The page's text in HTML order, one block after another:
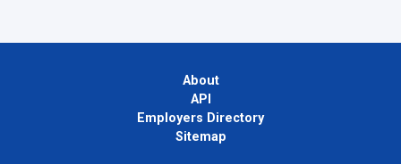
About
API
Employers Directory
Sitemap